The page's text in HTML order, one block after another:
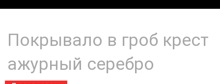
Покрывало в гроб крест
ажурный серебро